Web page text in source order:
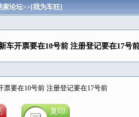
索论坛>>[我为车狂]
车开票要在10号前 注册登记要在17号
票要在10号前 注册登记要在17号前
复印